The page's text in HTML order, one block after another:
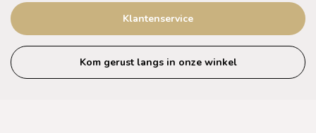
Klantenservice
Kom gerust langs in onze winkel